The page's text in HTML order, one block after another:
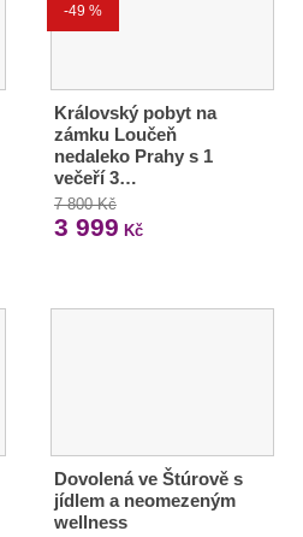
-49 %
Královský pobyt na
zámku Loučeň
nedaleko Prahy s 1
večeří 3…
7 800 Kč
3 999 Kč
Dovolená ve Štúrově s
jídlem a neomezeným
wellness